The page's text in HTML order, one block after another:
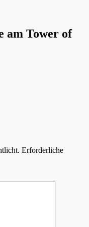
am Tower of
Erforderliche